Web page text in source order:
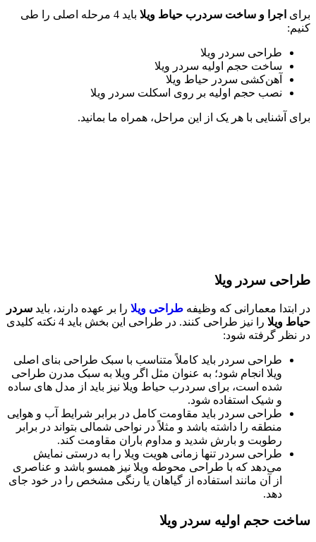
اجرا و ساخت سردرب حیاط ویلا
باید 4 مرحله اصلی را طی
طراحی سردر ویلا
ساخت حجم اولیه سردر ویلا
آهن‌کشی سردر حیاط ویلا
نصب حجم اولیه بر روی اسکلت سردر ویلا
آشنایی با هر یک از این مراحل، همراه ما بمانید.
سردر ویلا
معمارانی که وظیفهطراحی ویلارا بر عهده دارند، باید سردر
ویلا
را نیز طراحی کنند. در طراحی این بخش باید 4 نکته کلیدی
گرفته شود:
طراحی سردر باید کاملاً متناسب با سبک طراحی بنای اصلی
ویلا انجام شود؛ به عنوان مثل اگر ویلا به سبک مدرن طراحی
شده است، برای سردرب حیاط ویلا نیز باید از مدل های ساده
و شیک استفاده شود.
طراحی سردر باید مقاومت کامل در برابر شرایط آب و هوایی
منطقه را داشته باشد و مثلاً در نواحی شمالی بتواند در برابر
رطوبت و بارش شدید و مداوم باران مقاومت کند.
طراحی سردر تنها زمانی هویت ویلا را به درستی نمایش
می‌دهد که با طراحی محوطه ویلا نیز همسو باشد و عناصری
از آن مانند استفاده از گیاهان یا رنگی مشخص را در خود جای
حجم اولیه سردر ویلا